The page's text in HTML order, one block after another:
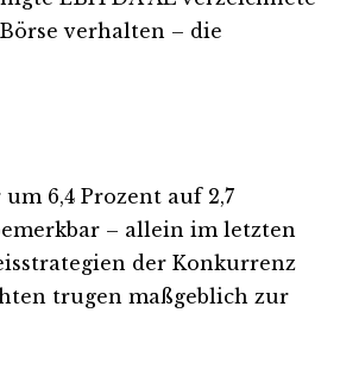
verhalten – die
6,4 Prozent auf 2,7
– allein im letzten
der Konkurrenz
trugen maßgeblich zur